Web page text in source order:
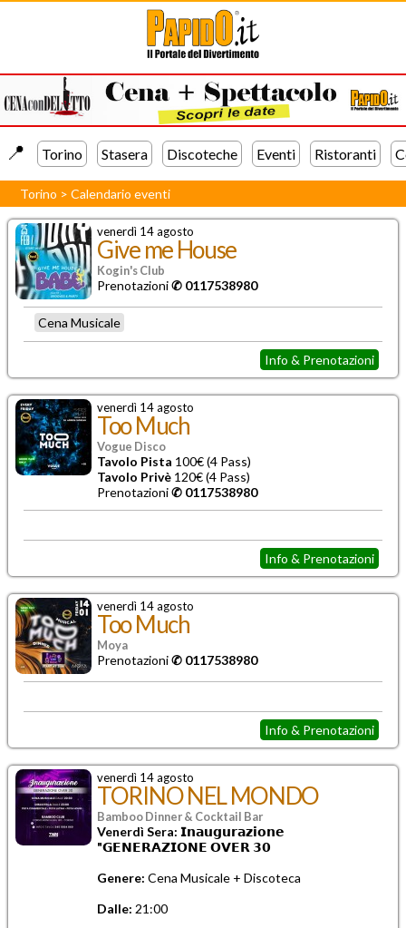
📍️ Torino Stasera Discoteche Eventi Ristoranti
Torino >Calendario eventi
venerdì 14 agosto
Give me House
Kogin's Club
Prenotazioni✆ 0117538980
Cena Musicale
Info & Prenotazioni
venerdì 14 agosto
Too Much
Vogue Disco
Tavolo Pista 100€ (4 Pass)
Tavolo Privè 120€ (4 Pass)
Prenotazioni✆ 0117538980
Info & Prenotazioni
venerdì 14 agosto
Too Much
Moya
Prenotazioni✆ 0117538980
Info & Prenotazioni
venerdì 14 agosto
TORINO NEL MONDO
Bamboo Dinner & Cocktail Bar
Venerdì Sera: 𝗜𝗻𝗮𝘂𝗴𝘂𝗿𝗮𝘇𝗶𝗼𝗻𝗲
"𝗚𝗘𝗡𝗘𝗥𝗔𝗭𝗜𝗢𝗡𝗘 𝗢𝗩𝗘𝗥 𝟯𝟬
Genere: Cena Musicale + Discoteca
Dalle: 21:00